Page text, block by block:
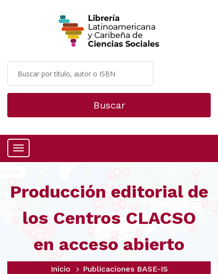
Buscar
Menú
Producción editorial de
los Centros CLACSO
en acceso abierto
Inicio
Publicaciones BASE-IS